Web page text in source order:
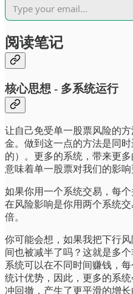
阅读笔记
核心思想 - 多系统运行
让自己免受单一股票风险的
金。做到这一点的方法是同
的）。更多的系统，带来更
意味着单一股票对我们的影响
如果你用一个系统交易，每
在风险影响是你用两个系统
倍。
你可能会想，如果我把下行
间也被减半了吗？这就是多
系统可以在不同时间赚钱，
统计优势，因此，更多的系
冲回撤，产生了更平滑的增长